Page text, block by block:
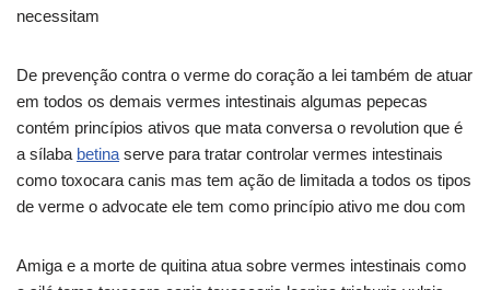
necessitam
De prevenção contra o verme do coração a lei também de atuar
em todos os demais vermes intestinais algumas pepecas
contém princípios ativos que mata conversa o revolution que é
a sílaba betina serve para tratar controlar vermes intestinais
como toxocara canis mas tem ação de limitada a todos os tipos
de verme o advocate ele tem como princípio ativo me dou com
Amiga e a morte de quitina atua sobre vermes intestinais como